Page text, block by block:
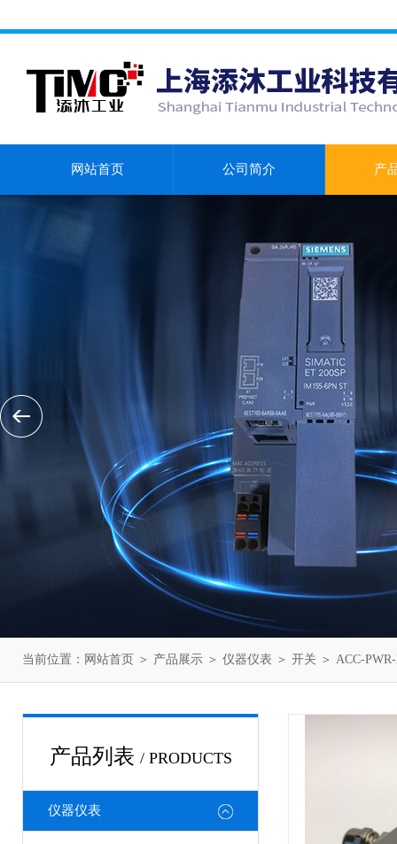
网站首页 公司简介 产
当前位置： 网站首页 ＞ 产品展示 ＞ 仪器仪表 ＞ 开关 ＞ ACC-
产品列表 / PRODUCTS
仪器仪表